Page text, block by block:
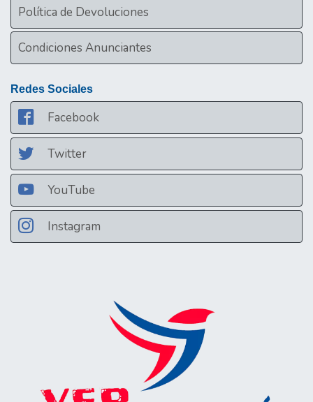
Política de Devoluciones
Condiciones Anunciantes
Redes Sociales
Facebook
Twitter
YouTube
Instagram